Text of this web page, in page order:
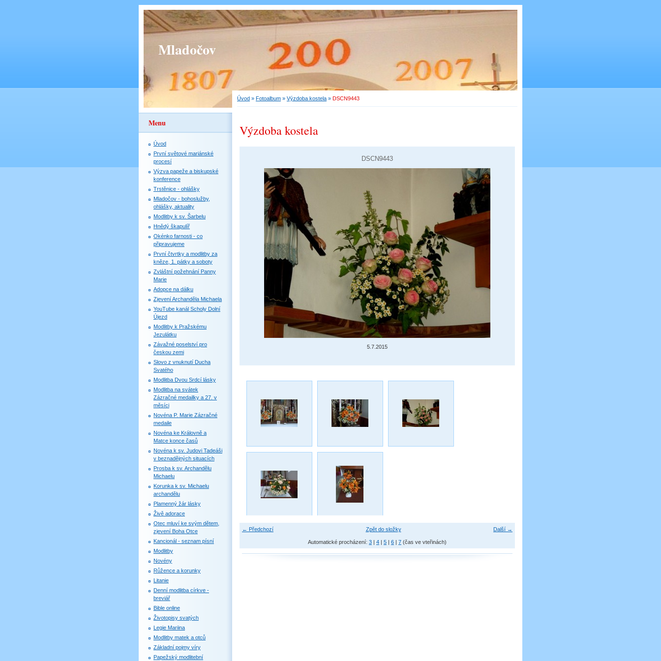
Mladočov
Úvod » Fotoalbum » Výzdoba kostela » DSCN9443
Výzdoba kostela
DSCN9443
5.7.2015
← Předchozí Další →
Zpět do složky
Automatické procházení: 3 | 4 | 5 | 6 | 7 (čas ve vteřinách)
Menu
Úvod
První světové mariánské
procesí
Výzva papeže a biskupské
konference
Trstěnice - ohlášky
Mladočov - bohoslužby,
ohlášky, aktuality
Modlitby k sv. Šarbelu
Hnědý škapulíř
Okénko farnosti - co
připravujeme
První čtvrtky a modlitby za
kněze, 1. pátky a soboty
Zvláštní požehnání Panny
Marie
Adopce na dálku
Zjevení Archanděla Michaela
YouTube kanál Scholy Dolní
Újezd
Modlitby k Pražskému
Jezulátku
Závažné poselství pro
českou zemi
Slovo z vnuknutí Ducha
Svatého
Modlitba Dvou Srdcí lásky
Modlitba na svátek
Zázračné medailky a 27. v
měsíci
Novéna P. Marie Zázračné
medaile
Novéna ke Královně a
Matce konce časů
Novéna k sv. Judovi Tadeáši
v beznadějných situacích
Prosba k sv. Archandělu
Michaelu
Korunka k sv. Michaelu
archandělu
Plamenný žár lásky
Živě adorace
Otec mluví ke svým dětem,
zjevení Boha Otce
Kancionál - seznam písní
Modlitby
Novény
Růžence a korunky
Litanie
Denní modlitba církve -
breviář
Bible online
Životopisy svatých
Legie Mariina
Modlitby matek a otců
Základní pojmy víry
Papežský modlitební